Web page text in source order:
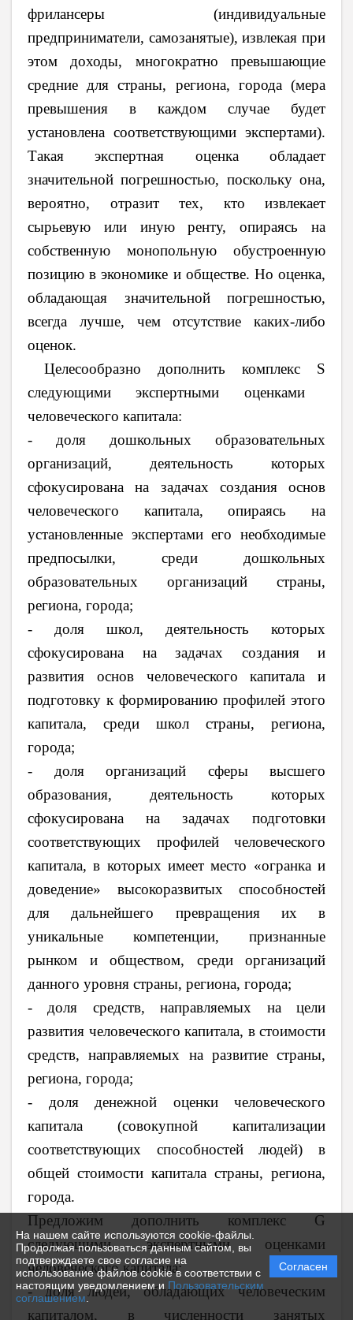
На нашем сайте используются cookie-файлы.
Продолжая пользоваться данным сайтом, вы
подтверждаете свое согласие на
использование файлов cookie в соответствии с
настоящим уведомлением и Пользовательским
соглашением.
Согласен
фрилансеры (индивидуальные
предприниматели, самозанятые), извлекая при
этом доходы, многократно превышающие
средние для страны, региона, города (мера
превышения в каждом случае будет
установлена соответствующими экспертами).
Такая экспертная оценка обладает
значительной погрешностью, поскольку она,
вероятно, отразит тех, кто извлекает
сырьевую или иную ренту, опираясь на
собственную монопольную обустроенную
позицию в экономике и обществе. Но оценка,
обладающая значительной погрешностью,
всегда лучше, чем отсутствие каких-либо
оценок.
Целесообразно дополнить комплекс S
следующими экспертными оценками
человеческого капитала:
- доля дошкольных образовательных
организаций, деятельность которых
сфокусирована на задачах создания основ
человеческого капитала, опираясь на
установленные экспертами его необходимые
предпосылки, среди дошкольных
образовательных организаций страны,
региона, города;
- доля школ, деятельность которых
сфокусирована на задачах создания и
развития основ человеческого капитала и
подготовку к формированию профилей этого
капитала, среди школ страны, региона,
города;
- доля организаций сферы высшего
образования, деятельность которых
сфокусирована на задачах подготовки
соответствующих профилей человеческого
капитала, в которых имеет место «огранка и
доведение» высокоразвитых способностей
для дальнейшего превращения их в
уникальные компетенции, признанные
рынком и обществом, среди организаций
данного уровня страны, региона, города;
- доля средств, направляемых на цели
развития человеческого капитала, в стоимости
средств, направляемых на развитие страны,
региона, города;
- доля денежной оценки человеческого
капитала (совокупной капитализации
соответствующих способностей людей) в
общей стоимости капитала страны, региона,
города.
Предложим дополнить комплекс G
следующими экспертными оценками
человеческого капитала:
- доля людей, обладающих человеческим
капиталом, в численности занятых